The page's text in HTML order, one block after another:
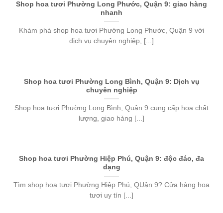
Shop hoa tươi Phường Long Phước, Quận 9: giao hàng
nhanh
Khám phá shop hoa tươi Phường Long Phước, Quận 9 với
dịch vụ chuyên nghiệp, [...]
Shop hoa tươi Phường Long Bình, Quận 9: Dịch vụ
chuyên nghiệp
Shop hoa tươi Phường Long Bình, Quận 9 cung cấp hoa chất
lượng, giao hàng [...]
Shop hoa tươi Phường Hiệp Phú, Quận 9: độc đáo, đa
dạng
Tìm shop hoa tươi Phường Hiệp Phú, QUận 9? Cửa hàng hoa
tươi uy tín [...]